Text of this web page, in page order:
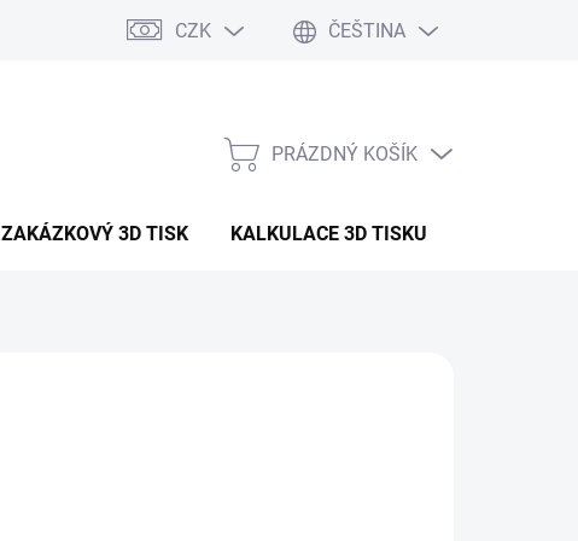
CZK ČEŠTINA
NÁKUPNÍ
PRÁZDNÝ KOŠÍK
ZAKÁZKOVÝ 3D TISK KALKULACE 3D TISKU